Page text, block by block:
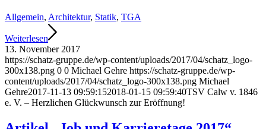
Allgemein, Architektur, Statik, TGA
Weiterlesen
13. November 2017
https://schatz-gruppe.de/wp-content/uploads/2017/04/schatz_logo-
300x138.png 0 0 Michael Gehre https://schatz-gruppe.de/wp-
content/uploads/2017/04/schatz_logo-300x138.png Michael
Gehre2017-11-13 09:59:152018-01-15 09:59:40TSV Calw v. 1846
e. V. – Herzlichen Glückwunsch zur Eröffnung!